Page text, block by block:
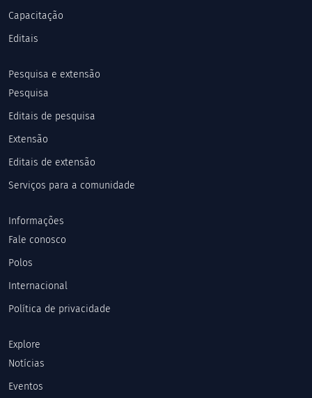
Capacitação
Editais
Pesquisa e extensão
Pesquisa
Editais de pesquisa
Extensão
Editais de extensão
Serviços para a comunidade
Informações
Fale conosco
Polos
Internacional
Política de privacidade
Explore
Notícias
Eventos